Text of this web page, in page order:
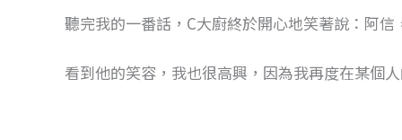
聽完我的一番話，C大廚終於開心地笑著說：阿信
看到他的笑容，我也很高興，因為我再度在某個